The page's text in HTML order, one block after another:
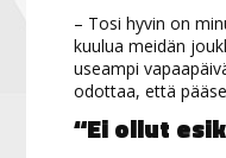
– Tosi hyvin on
kuulua meidän
useampi
odottaa, että
“Ei ollut